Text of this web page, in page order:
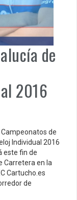
de
2016
de
Individual 2016
este fin de
Carretera en la
Cartucho.es
de